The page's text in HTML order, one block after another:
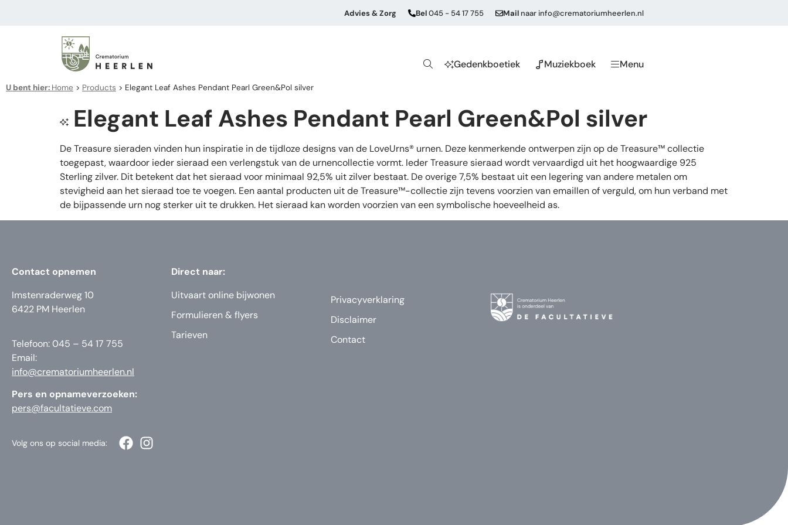
Advies & Zorg Bel045 - 54 17 755 Mail naarinfo@crematoriumheerlen.nl
Gedenkboetiek Muziekboek Menu
U bent hier: Home > Products > Elegant Leaf Ashes Pendant Pearl Green&Pol silver
Elegant Leaf Ashes Pendant Pearl Green&Pol silver
De Treasure sieraden vinden hun inspiratie in de tijdloze designs van de LoveUrns® urnen. Deze kenmerkende ontwerpen zijn op de Treasure™ collectie
toegepast, waardoor ieder sieraad een verlengstuk van de urnencollectie vormt. Ieder Treasure sieraad wordt vervaardigd uit het hoogwaardige 925
Sterling zilver. Dit betekent dat het sieraad voor minimaal 92,5% uit zilver bestaat. De overige 7,5% bestaat uit een legering van andere metalen om
stevigheid aan het sieraad toe te voegen. Een aantal producten uit de Treasure™-collectie zijn tevens voorzien van emaillen of verguld, om hun verband met
de bijpassende urn nog sterker uit te drukken. Het sieraad kan worden voorzien van een symbolische hoeveelheid as.
Contact opnemen
Imstenraderweg 10
6422 PM Heerlen
Telefoon: 045 – 54 17 755
Email:
info@crematoriumheerlen.nl
Pers en opnameverzoeken:
pers@facultatieve.com
Direct naar:
Uitvaart online bijwonen
Formulieren & flyers
Tarieven
Privacyverklaring
Disclaimer
Contact
Volg ons op social media: